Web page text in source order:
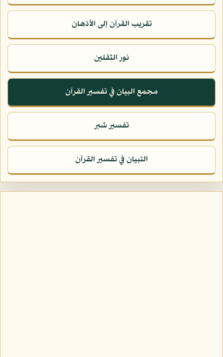
تقريب القرآن إلى الأذهان
نور الثقلين
مجمع البيان في تفسير القرآن
تفسير شبر
التبيان في تفسير القرآن